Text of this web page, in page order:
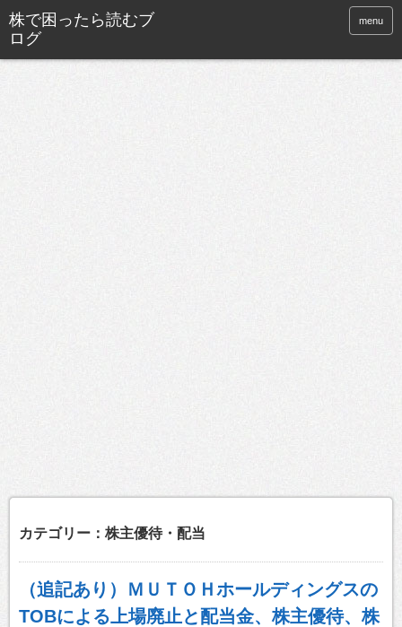
株で困ったら読むブ
ログ
menu
カテゴリー：株主優待・配当
（追記あり）ＭＵＴＯＨホールディングスの
TOBによる上場廃止と配当金、株主優待、株